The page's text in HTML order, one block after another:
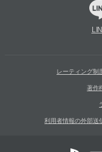
レーティング制
著作
利用者情報の外部送